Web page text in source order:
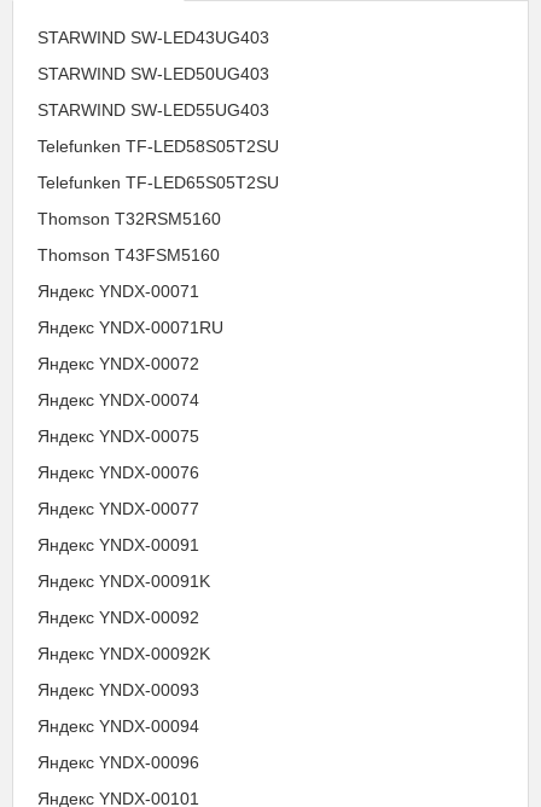
STARWIND SW-LED43UG403
STARWIND SW-LED50UG403
STARWIND SW-LED55UG403
Telefunken TF-LED58S05T2SU
Telefunken TF-LED65S05T2SU
Thomson T32RSM5160
Thomson T43FSM5160
Яндекс YNDX-00071
Яндекс YNDX-00071RU
Яндекс YNDX-00072
Яндекс YNDX-00074
Яндекс YNDX-00075
Яндекс YNDX-00076
Яндекс YNDX-00077
Яндекс YNDX-00091
Яндекс YNDX-00091K
Яндекс YNDX-00092
Яндекс YNDX-00092K
Яндекс YNDX-00093
Яндекс YNDX-00094
Яндекс YNDX-00096
Яндекс YNDX-00101